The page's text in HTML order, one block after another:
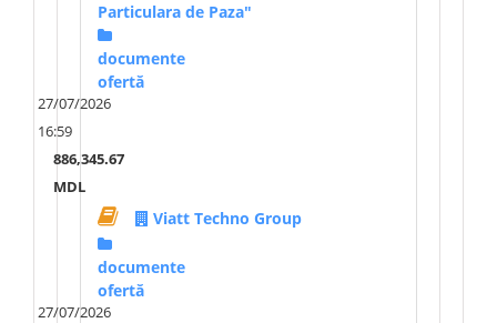
Particulara de Paza"
documente
ofertă
27/07/2026
16:59
886,345.67
MDL
Viatt Techno Group
documente
ofertă
27/07/2026